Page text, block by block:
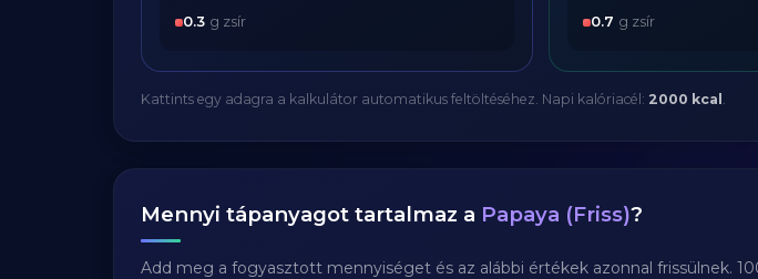
0.3 g zsír
0.7 g zsír
Kattints egy adagra a kalkulátor automatikus feltöltéséhez. Napi kalóriacél: 2000 kcal .
Mennyi tápanyagot tartalmaz a Papaya (Friss)?
Add meg a fogyasztott mennyiséget és az alábbi értékek azonnal frissülnek.